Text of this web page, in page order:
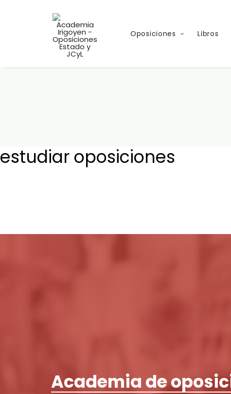
Oposiciones Libros
estudiar oposiciones
Academia de